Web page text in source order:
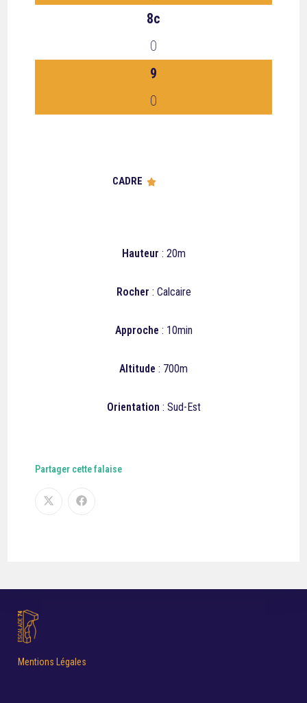
8c
0
9
0
CADRE 
Hauteur : 20m
Rocher : Calcaire
Approche : 10min
Altitude : 700m
Orientation : Sud-Est
Partager cette falaise
Mentions Légales